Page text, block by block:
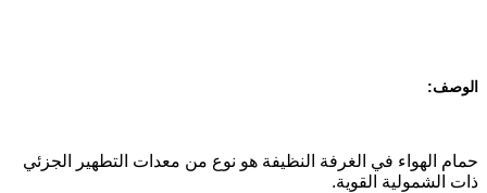
الوصف:
حمام الهواء في الغرفة النظيفة هو نوع من معدات التطهير الجزئي
ذات الشمولية القوية.